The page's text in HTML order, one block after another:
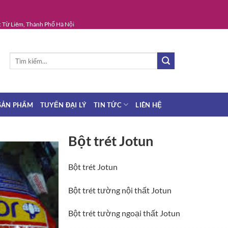
Liêm, Thành Phố Hà Nội
PHẨM TUYỂN ĐẠI LÝ TIN TỨC LIÊN HỆ
Bột trét Jotun
Bột trét Jotun
Bột trét tường nội thất Jotun
Bột trét tường ngoại thất Jotun